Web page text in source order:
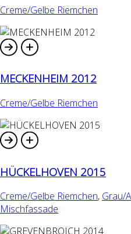
Creme/Gelbe Riemchen
MECKENHEIM 2012
Creme/Gelbe Riemchen
HÜCKELHOVEN 2015
Creme/Gelbe Riemchen, Grau/
Mischfassade